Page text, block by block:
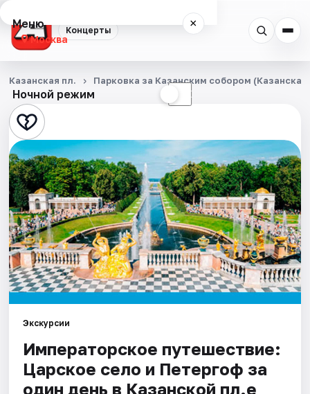
Концерты
Меню ×
Москва
Концерты
Города
Площадки
Артисты
Рейтинги
Ночной режим ☾
Казанская пл. Парковка за Казанским собором (Казанская
Экскурсии
Императорское путешествие:
Царское село и Петергоф за
один день в Казанской пл.е